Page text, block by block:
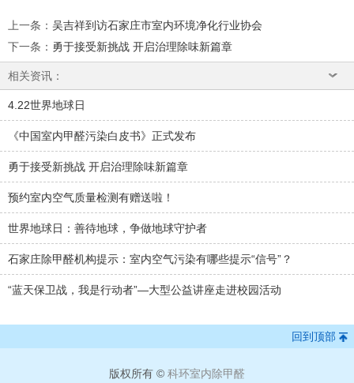
上一条 ： 吴吉祥到访石家庄市室内环境净化行业协会
下一条 ： 勇于接受新挑战 开启治理除味新篇章
相关资讯：
4.22世界地球日
《中国室内甲醛污染白皮书》正式发布
勇于接受新挑战 开启治理除味新篇章
预约室内空气质量检测有赠送啦！
世界地球日：善待地球，争做地球守护者
石家庄除甲醛机构提示：室内空气污染有哪些提示“信号”？
“蓝天保卫战，我是行动者”—大型公益讲座走进校园活动
回到顶部
版权所有 © 科环室内除甲醛